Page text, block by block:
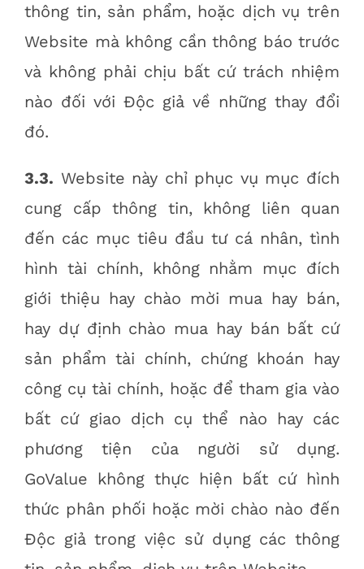
thông tin, sản phẩm, hoặc dịch vụ trên
Website mà không cần thông báo trước
và không phải chịu bất cứ trách nhiệm
nào đối với Độc giả về những thay đổi
đó.
3.3. Website này chỉ phục vụ mục đích
cung cấp thông tin, không liên quan
đến các mục tiêu đầu tư cá nhân, tình
hình tài chính, không nhằm mục đích
giới thiệu hay chào mời mua hay bán,
hay dự định chào mua hay bán bất cứ
sản phẩm tài chính, chứng khoán hay
công cụ tài chính, hoặc để tham gia vào
bất cứ giao dịch cụ thể nào hay các
phương tiện của người sử dụng.
GoValue không thực hiện bất cứ hình
thức phân phối hoặc mời chào nào đến
Độc giả trong việc sử dụng các thông